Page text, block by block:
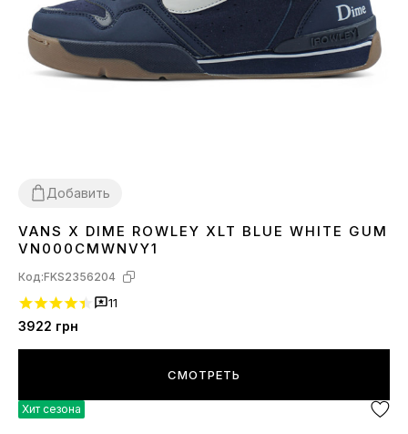
Добавить
3637 41424344
VANS X DIME ROWLEY XLT BLUE WHITE GUM
VN000CMWNVY1
Код:FKS2356204
11
3922 грн
СМОТРЕТЬ
Хит сезона